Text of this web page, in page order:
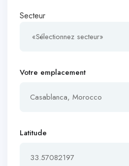
Secteur
Votre emplacement
Latitude